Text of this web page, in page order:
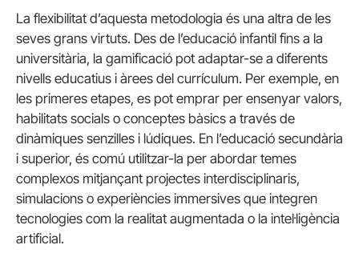
La flexibilitat d’aquesta metodologia és una altra de les
seves grans virtuts. Des de l’educació infantil fins a la
universitària, la gamificació pot adaptar-se a diferents
nivells educatius i àrees del currículum. Per exemple, en
les primeres etapes, es pot emprar per ensenyar valors,
habilitats socials o conceptes bàsics a través de
dinàmiques senzilles i lúdiques. En l’educació secundària
i superior, és comú utilitzar-la per abordar temes
complexos mitjançant projectes interdisciplinaris,
simulacions o experiències immersives que integren
tecnologies com la realitat augmentada o la intel·ligència
artificial.